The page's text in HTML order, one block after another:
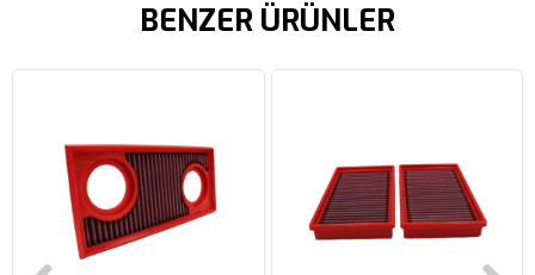
BENZER ÜRÜNLER